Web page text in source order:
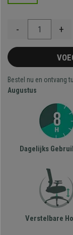
- +
Bestel nu en ontvang
Augustus
Dagelijks
Verstelbare